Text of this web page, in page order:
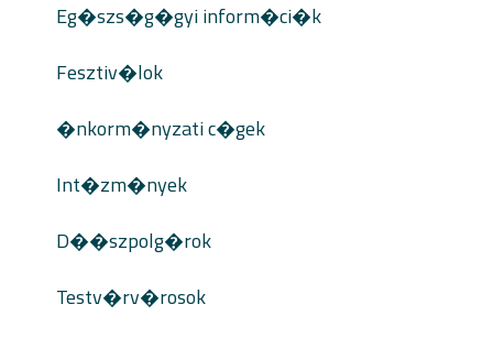
Eg�szs�g�gyi inform�ci�k
Fesztiv�lok
�nkorm�nyzati c�gek
Int�zm�nyek
D��szpolg�rok
Testv�rv�rosok